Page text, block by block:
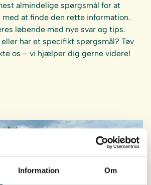
Information Om
almindelige spørgsmål for at
at finde den rette information.
løbende med nye svar og tips.
har et specifikt spørgsmål? Tøv
os – vi hjælper dig gerne videre!